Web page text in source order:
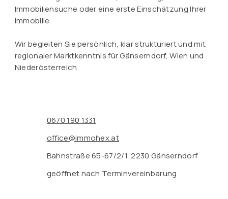
Immobiliensuche oder eine erste Einschätzung Ihrer
Immobilie.
Wir begleiten Sie persönlich, klar strukturiert und mit
regionaler Marktkenntnis für Gänserndorf, Wien und
Niederösterreich.
0670 190 1331
office@immohex.at
Bahnstraße 65-67/2/1, 2230 Gänserndorf
geöffnet nach Terminvereinbarung